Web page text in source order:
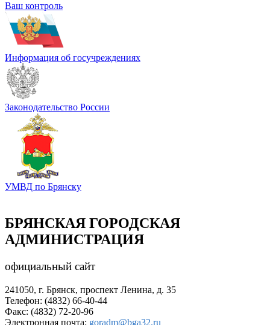
Ваш контроль
Информация об госучреждениях
Законодательство России
УМВД по Брянску
БРЯНСКАЯ ГОРОДСКАЯ
АДМИНИСТРАЦИЯ
официальный сайт
241050, г. Брянск, проспект Ленина, д. 35
Телефон: (4832) 66-40-44
Факс: (4832) 72-20-96
Электронная почта: goradm@bga32.ru